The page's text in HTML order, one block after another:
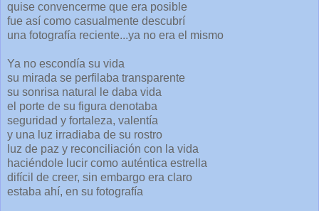
quise convencerme que era posible
fue así como casualmente descubrí
una fotografía reciente...ya no era el mismo
Ya no escondía su vida
su mirada se perfilaba transparente
su sonrisa natural le daba vida
el porte de su figura denotaba
seguridad y fortaleza, valentía
y una luz irradiaba de su rostro
luz de paz y reconciliación con la vida
haciéndole lucir como auténtica estrella
difícil de creer, sin embargo era claro
estaba ahí, en su fotografía